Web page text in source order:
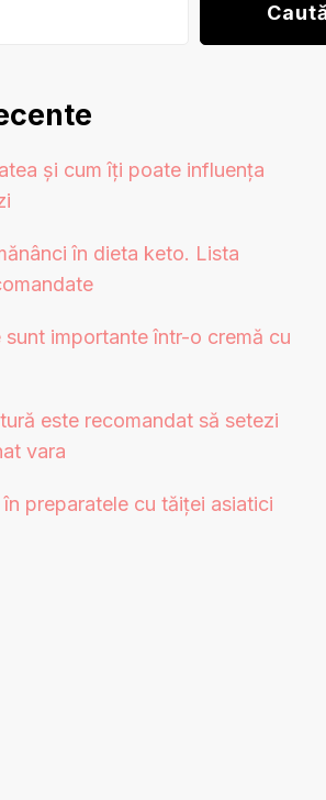
și cum îți poate influența
în dieta keto. Lista
sunt importante într-o cremă cu
este recomandat să setezi
vara
preparatele cu tăiței asiatici